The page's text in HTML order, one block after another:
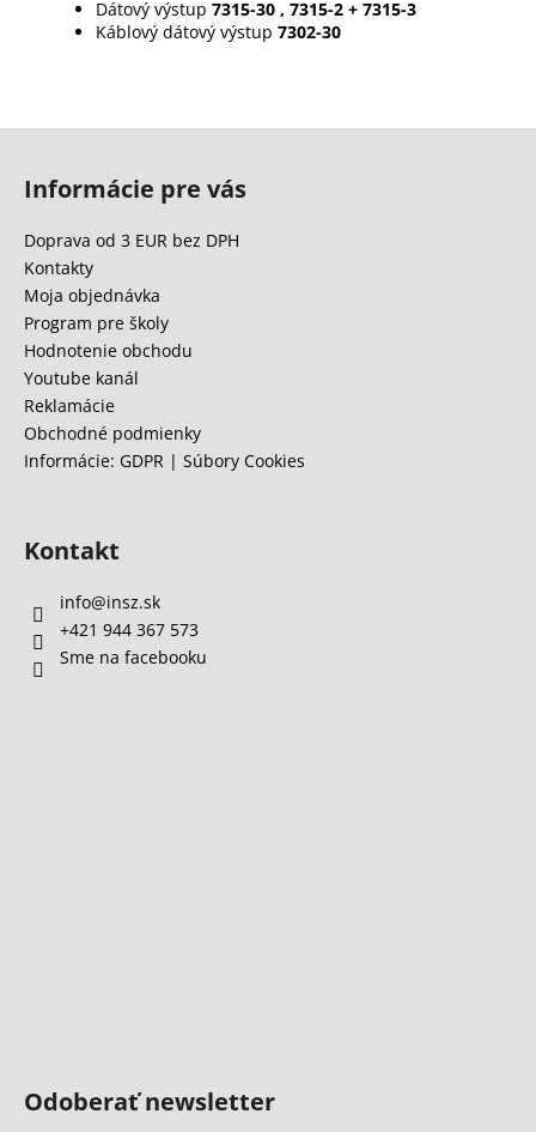
Dátový výstup 7315-30 , 7315-2 + 7315-3
Káblový dátový výstup 7302-30
Informácie pre vás
Doprava od 3 EUR bez DPH
Kontakty
Moja objednávka
Program pre školy
Hodnotenie obchodu
Youtube kanál
Reklamácie
Obchodné podmienky
Informácie: GDPR | Súbory Cookies
Kontakt
info@insz.sk
+421 944 367 573
Sme na facebooku
Odoberať newsletter